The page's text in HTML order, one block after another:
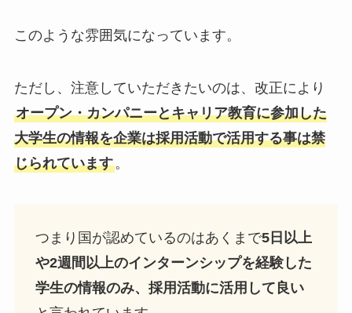
このような雰囲気になっています。
ただし、注意していただきたいのは、改正により
オープン・カンパニーとキャリア教育に参加した
大学生の情報を企業は採用活動で活用する事は禁
じられています。
つまり国が認めているのはあくまで5日以上
や2週間以上のインターンシップを経験した
学生の情報のみ、採用活動に活用して良い